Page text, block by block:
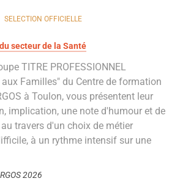
SELECTION OFFICIELLE
secteur de la Santé
TITRE PROFESSIONNEL
Familles" du Centre de formation
à Toulon, vous présentent leur
implication, une note d'humour et de
travers d'un choix de métier
à un rythme intensif sur une
2026